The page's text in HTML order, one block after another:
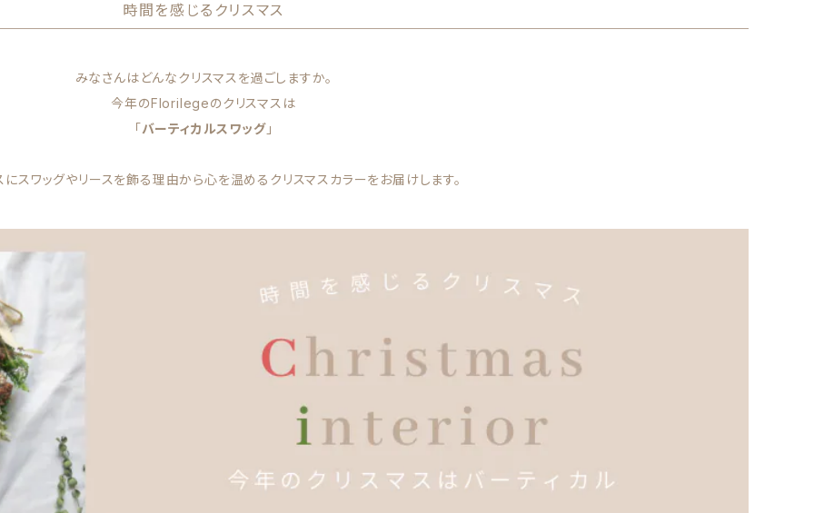
時間を感じるクリスマス
みなさんはどんなクリスマスを過ごしますか。
今年のFlorilegeのクリスマスは
「バーティカルスワッグ」
にスワッグやリースを飾る理由から心を温めるクリスマスカラーをお届けします。